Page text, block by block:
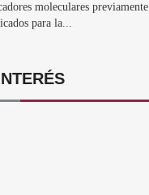
moleculares previamente
para la...